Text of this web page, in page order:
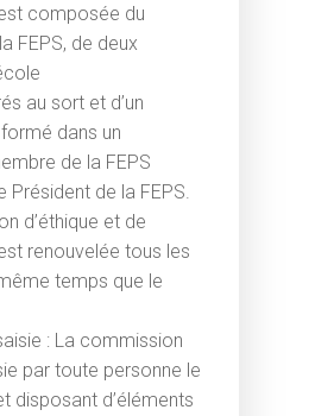
composée du
FEPS, de deux
au sort et d’un
dans un
de la FEPS
Président de la FEPS.
d’éthique et de
renouvelée tous les
temps que le
: La commission
par toute personne le
disposant d’éléments